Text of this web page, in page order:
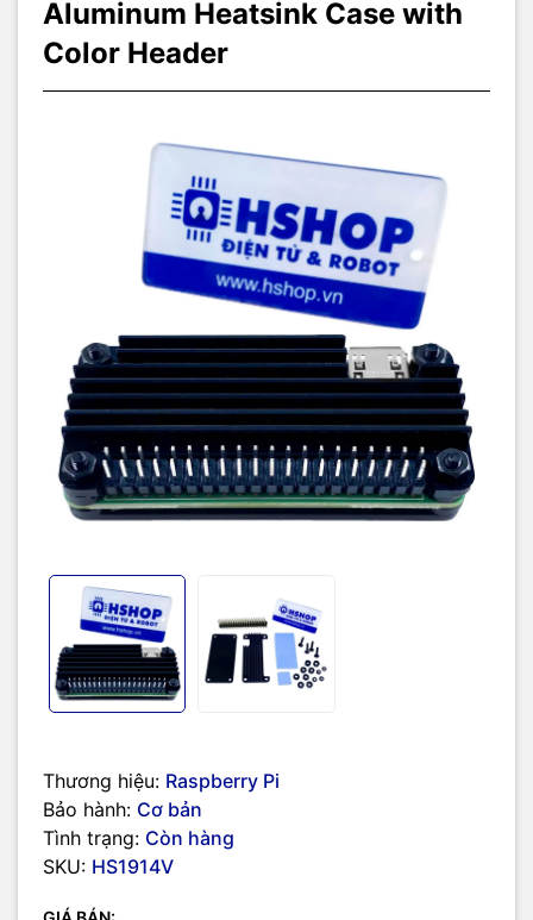
Aluminum Heatsink Case with
Color Header
Thương hiệu: Raspberry Pi
Bảo hành: Cơ bản
Tình trạng: Còn hàng
SKU: HS1914V